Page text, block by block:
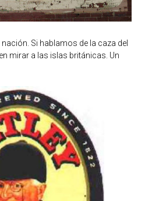
Si hablamos de la caza del
mirar a las islas británicas. Un